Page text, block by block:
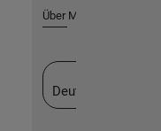
Über MathWorks
Deutschland